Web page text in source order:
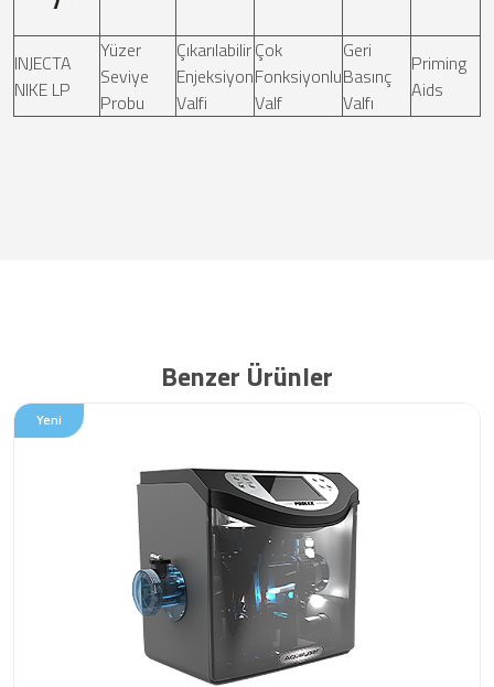
INJECTA
NIKE LP
Yüzer
Seviye
Probu
Çıkarılabilir
Enjeksiyon
Valfi
Çok
Fonksiyonlu
Valf
Geri
Basınç
Valfı
Priming
Aids
Benzer Ürünler
Yeni